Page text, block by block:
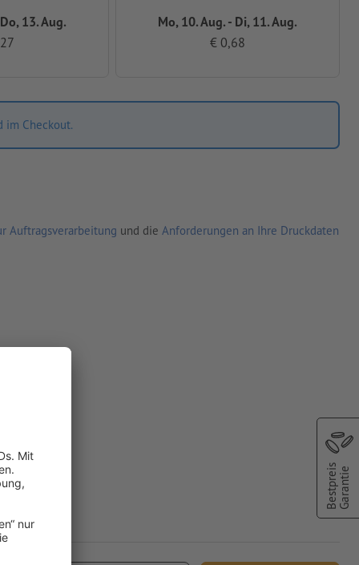
13. Aug.
Mo, 10. Aug. - Di, 11. Aug.
€ 0,68
im Checkout.
Auftragsverarbeitung und die Anforderungen an Ihre Druckdaten
BestpreisGarantie